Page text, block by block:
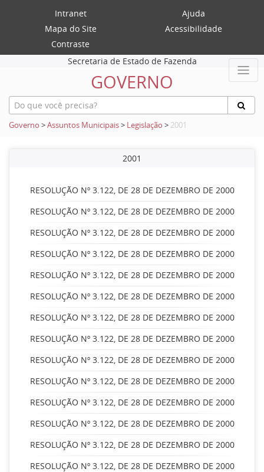
Intranet
Ajuda
Mapa do Site
Acessibilidade
Contraste
Secretaria de Estado de Fazenda
GOVERNO
Governo >Assuntos Municipais> Legislação > 2001
2001
RESOLUÇÃO Nº 3.122, DE 28 DE DEZEMBRO DE 2000
RESOLUÇÃO Nº 3.122, DE 28 DE DEZEMBRO DE 2000
RESOLUÇÃO Nº 3.122, DE 28 DE DEZEMBRO DE 2000
RESOLUÇÃO Nº 3.122, DE 28 DE DEZEMBRO DE 2000
RESOLUÇÃO Nº 3.122, DE 28 DE DEZEMBRO DE 2000
RESOLUÇÃO Nº 3.122, DE 28 DE DEZEMBRO DE 2000
RESOLUÇÃO Nº 3.122, DE 28 DE DEZEMBRO DE 2000
RESOLUÇÃO Nº 3.122, DE 28 DE DEZEMBRO DE 2000
RESOLUÇÃO Nº 3.122, DE 28 DE DEZEMBRO DE 2000
RESOLUÇÃO Nº 3.122, DE 28 DE DEZEMBRO DE 2000
RESOLUÇÃO Nº 3.122, DE 28 DE DEZEMBRO DE 2000
RESOLUÇÃO Nº 3.122, DE 28 DE DEZEMBRO DE 2000
RESOLUÇÃO Nº 3.122, DE 28 DE DEZEMBRO DE 2000
RESOLUÇÃO Nº 3.122, DE 28 DE DEZEMBRO DE 2000